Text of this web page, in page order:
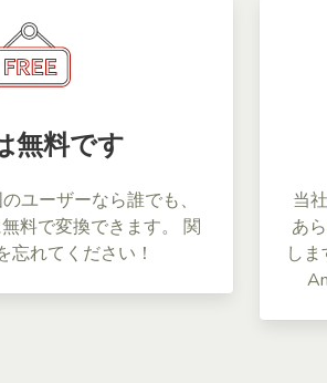
無料です
ユーザーなら誰でも、
料で変換できます。 関
忘れてください！
当
あ
し